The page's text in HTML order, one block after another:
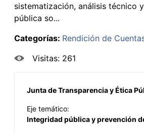
sistematización, análisis técnico
pública so...
Categorías: Rendición de
Visitas: 261
Junta de Transparencia y Ética
Eje temático:
Integridad pública y prevención